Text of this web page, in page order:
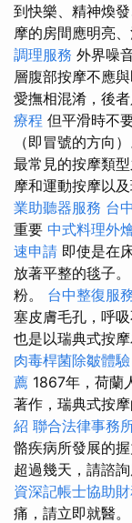
到快樂、精神煥發
摩的房間應明亮
調理服務 外界噪
層腹部按摩不應
愛撫相混淆，後
療程 但平滑時不
（即冒號的方向）
最常見的按摩類型
摩和運動按摩以
業助聽器服務 台
重要 中式料理外
速申請 即使是在
放著平整的毯子
粉。 台中整復服
塞皮膚毛孔，呼吸
也是以瑞典式按
肉毒桿菌除皺體驗
薦 1867年，荷蘭
著作，瑞典式按
紹 聯合法律事務
骼疾病所發展的
超過幾天，請諮
資深記帳士協助
痛，請立即就醫。